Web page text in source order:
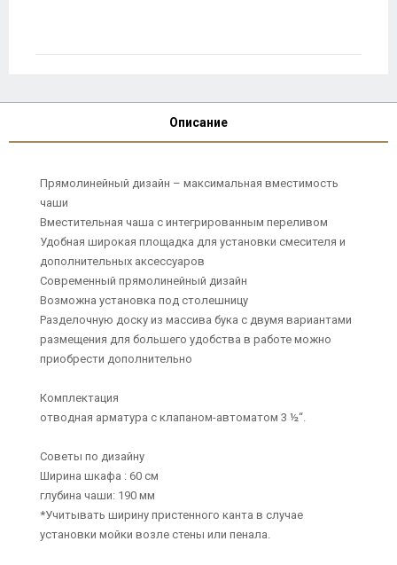
Описание
Прямолинейный дизайн – максимальная вместимость
чаши
Вместительная чаша с интегрированным переливом
Удобная широкая площадка для установки смесителя и
дополнительных аксессуаров
Современный прямолинейный дизайн
Возможна установка под столешницу
Разделочную доску из массива бука с двумя вариантами
размещения для большего удобства в работе можно
приобрести дополнительно
Комплектация
отводная арматура с клапаном-автоматом 3 ½“.
Советы по дизайну
Ширина шкафа : 60 см
глубина чаши: 190 мм
*Учитывать ширину пристенного канта в случае
установки мойки возле стены или пенала.